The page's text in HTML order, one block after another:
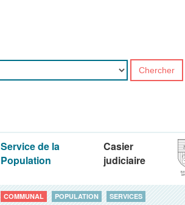
Chercher
Service de la
Population
Casier
judiciaire
COMMUNAL POPULATION SERVICES